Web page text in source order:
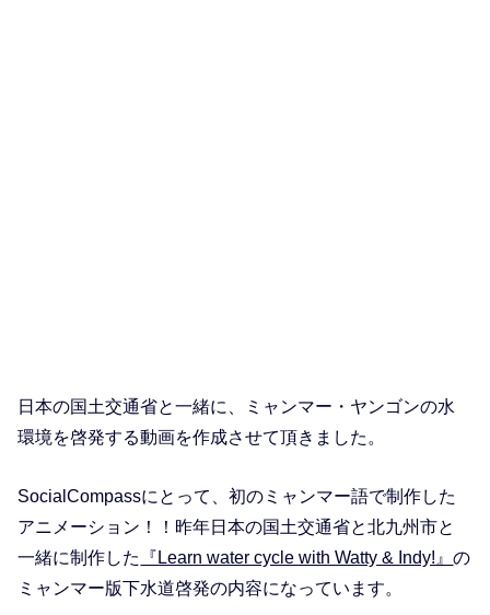
日本の国土交通省と一緒に、ミャンマー・ヤンゴンの水
環境を啓発する動画を作成させて頂きました。
SocialCompassにとって、初のミャンマー語で制作した
アニメーション！！昨年日本の国土交通省と北九州市と
一緒に制作した
『Learn water cycle with Watty & Indy!』の
ミャンマー版下水道啓発の内容になっています。